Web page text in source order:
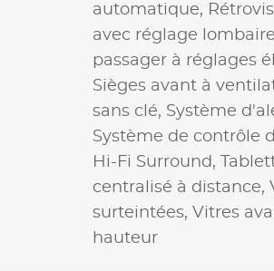
automatique,
avec réglage
passager à réglages
Sièges avant à
sans clé, Système
Système de contrôle
Hi-Fi Surround,
centralisé à distance,
surteintées, Vitres
hauteur